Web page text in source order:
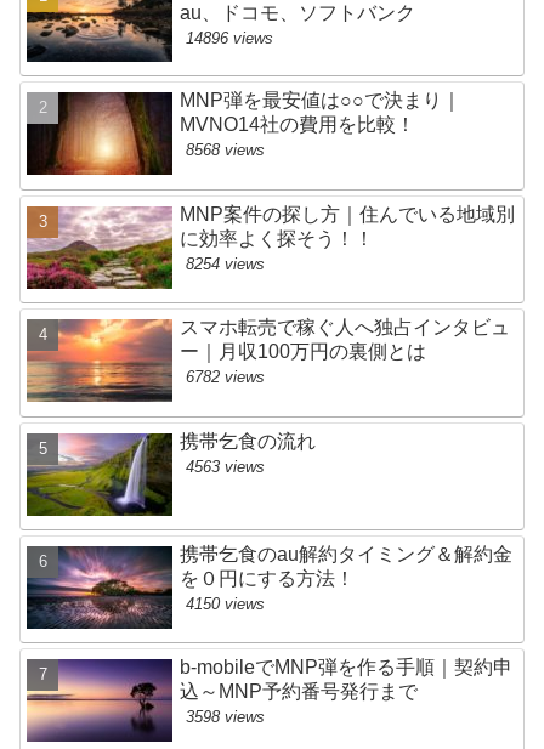
au、ドコモ、ソフトバンク
14896 views
MNP弾を最安値は○○で決まり｜
MVNO14社の費用を比較！
8568 views
MNP案件の探し方｜住んでいる地域別
に効率よく探そう！！
8254 views
スマホ転売で稼ぐ人へ独占インタビュ
ー｜月収100万円の裏側とは
6782 views
携帯乞食の流れ
4563 views
携帯乞食のau解約タイミング＆解約金
を０円にする方法！
4150 views
b-mobileでMNP弾を作る手順｜契約申
込～MNP予約番号発行まで
3598 views